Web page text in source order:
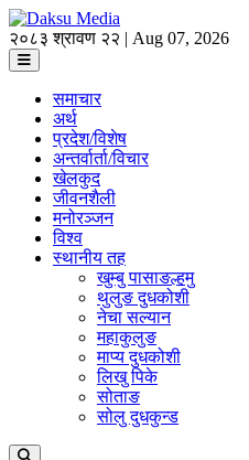
२०८३ श्रावण २२ | Aug 07, 2026
समाचार
अर्थ
प्रदेश/विशेष
अन्तर्वार्ता/विचार
खेलकुद
जीवनशैली
मनोरञ्जन
विश्व
स्थानीय तह
खुम्बु पासाङल्हमु
थुलुङ दुधकोशी
नेचा सल्यान
महाकुलुङ
माप्य दुधकोशी
लिखु पिके
सोताङ
सोलु दुधकुन्ड